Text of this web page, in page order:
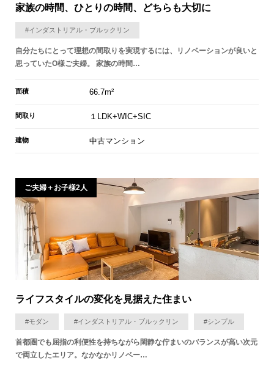
家族の時間、ひとりの時間、どちらも大切に
#インダストリアル・ブルックリン
自分たちにとって理想の間取りを実現するには、リノベーションが良いと
思っていたO様ご夫婦。 家族の時間…
面積 66.7m²
間取り １LDK+WIC+SIC
建物 中古マンション
ご夫婦＋お子様2人
ライフスタイルの変化を見据えた住まい
#モダン #インダストリアル・ブルックリン #シンプル
首都圏でも屈指の利便性を持ちながら閑静な佇まいのバランスが高い次元
で両立したエリア。なかなかリノベー…